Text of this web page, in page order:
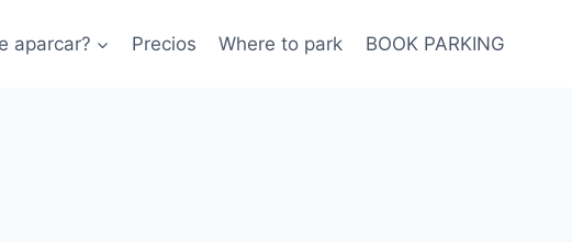
aparcar? Precios Where to park BOOK PARKING